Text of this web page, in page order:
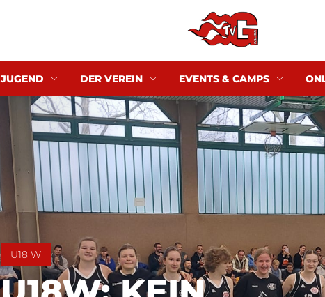
JUGEND DER VEREIN EVENTS & CAMPS
U18 W